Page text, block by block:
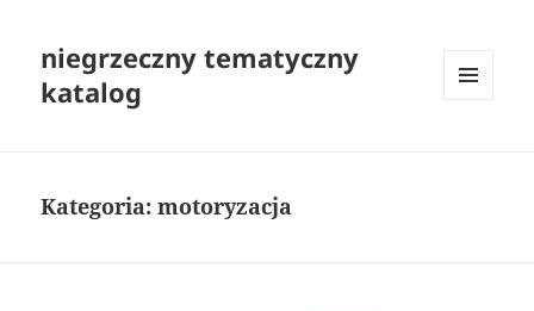
niegrzeczny tematyczny
katalog
Kategoria:motoryzacja